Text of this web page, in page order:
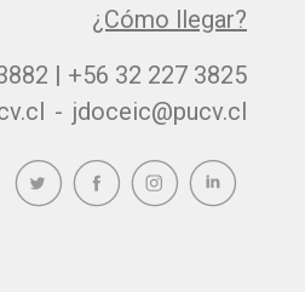
¿Cómo llegar?
| +56 32 227 3825
- jdoceic@pucv.cl